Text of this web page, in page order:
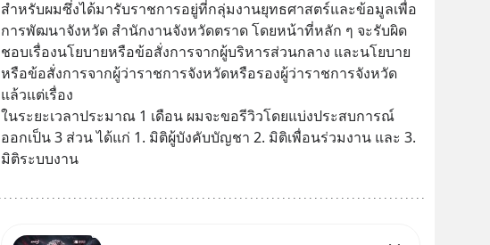
สำหรับผมซึ่งได้มารับราชการอยู่ที่กลุ่มงานยุทธศาสตร์และข้อมูลเพื่อ
การพัฒนาจังหวัด สำนักงานจังหวัดตราด โดยหน้าที่หลัก ๆ จะรับผิด
ชอบเรื่องนโยบายหรือข้อสั่งการจากผู้บริหารส่วนกลาง และนโยบาย
หรือข้อสั่งการจากผู้ว่าราชการจังหวัดหรือรองผู้ว่าราชการจังหวัด
แล้วแต่เรื่อง
ในระยะเวลาประมาณ 1 เดือน ผมจะขอรีวิวโดยแบ่งประสบการณ์
ออกเป็น 3 ส่วน ได้แก่ 1. มิติผู้บังคับบัญชา 2. มิติเพื่อนร่วมงาน และ 3.
มิติระบบงาน